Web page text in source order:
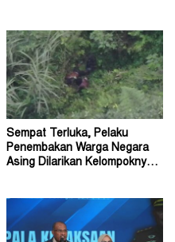
Sempat Terluka, Pelaku
Penembakan Warga Negara
Asing Dilarikan Kelompoknya